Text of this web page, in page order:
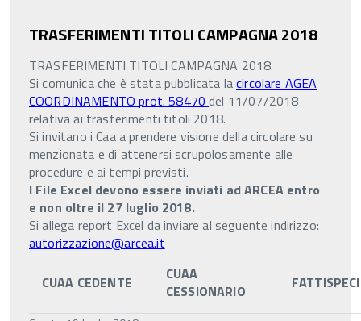
TRASFERIMENTI TITOLI CAMPAGNA 2018
TRASFERIMENTI TITOLI CAMPAGNA 2018.
Si comunica che è stata pubblicata lacircolare AGEA
COORDINAMENTO prot. 58470del 11/07/2018
relativa ai trasferimenti titoli 2018.
Si invitano i Caa a prendere visione della circolare su
menzionata e di attenersi scrupolosamente alle
procedure e ai tempi previsti.
I File Excel devono essere inviati ad ARCEA entro
e non oltre il 27 luglio 2018.
Si allega report Excel da inviare al seguente indirizzo:
autorizzazione@arcea.it
CUAA CEDENTE
CUAA
CESSIONARIO